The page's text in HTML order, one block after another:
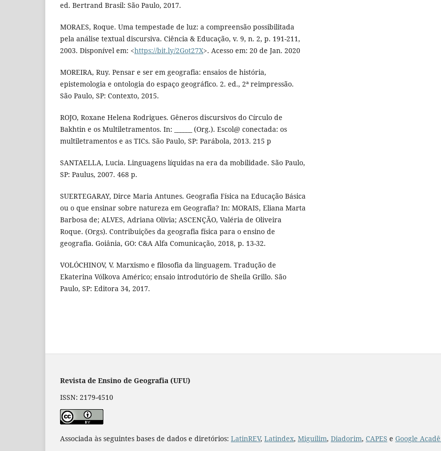
ed. Bertrand Brasil: São Paulo, 2017.
MORAES, Roque. Uma tempestade de luz: a compreensão possibilitada
pela análise textual discursiva. Ciência & Educação, v. 9, n. 2, p. 191-211,
2003. Disponível em: <https://bit.ly/2Got27X>. Acesso em: 20 de Jan. 2020
MOREIRA, Ruy. Pensar e ser em geografia: ensaios de história,
epistemologia e ontologia do espaço geográfico. 2. ed., 2ª reimpressão.
São Paulo, SP: Contexto, 2015.
ROJO, Roxane Helena Rodrigues. Gêneros discursivos do Círculo de
Bakhtin e os Multiletramentos. In: ______ (Org.). Escol@ conectada: os
multiletramentos e as TICs. São Paulo, SP: Parábola, 2013. 215 p
SANTAELLA, Lucia. Linguagens líquidas na era da mobilidade. São Paulo,
SP: Paulus, 2007. 468 p.
SUERTEGARAY, Dirce Maria Antunes. Geografia Física na Educação Básica
ou o que ensinar sobre natureza em Geografia? In: MORAIS, Eliana Marta
Barbosa de; ALVES, Adriana Olivia; ASCENÇÃO, Valéria de Oliveira
Roque. (Orgs). Contribuições da geografia física para o ensino de
geografia. Goiânia, GO: C&A Alfa Comunicação, 2018, p. 13-32.
VOLÓCHINOV, V. Marxismo e filosofia da linguagem. Tradução de
Ekaterina Vólkova Américo; ensaio introdutório de Sheila Grillo. São
Paulo, SP: Editora 34, 2017.
Revista de Ensino de Geografia (UFU)
ISSN: 2179-4510
Associada às seguintes bases de dados e diretórios: LatinREV, Latindex, Miguilim, Diadorim, CAPES e Google